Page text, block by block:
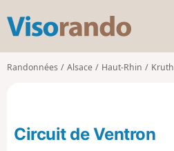
s
o
o
Randonnées Alsace Haut-Rhin Kruth
Circuit de Ventron